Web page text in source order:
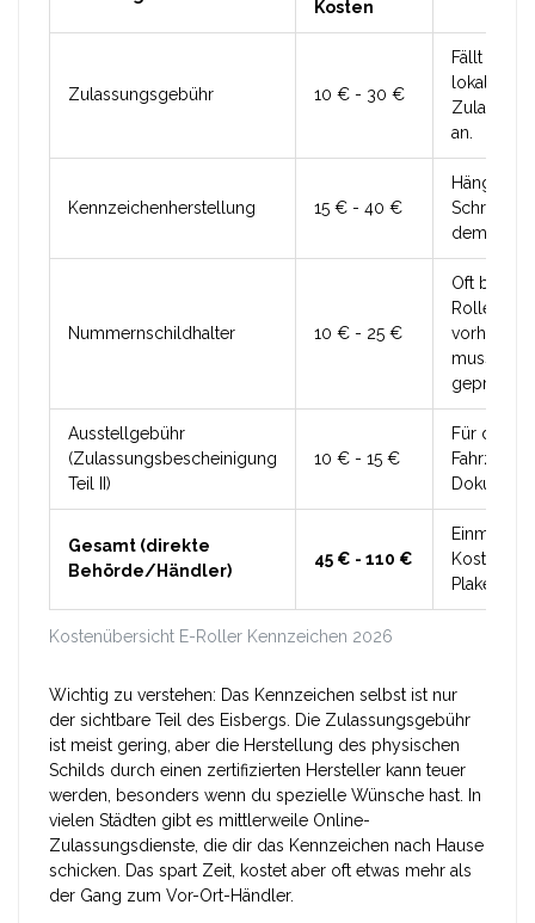
Kostenübersicht E-Roller Kennzeichen 2026
Kosten
Zulassungsgebühr 10 € - 30 €
Fällt beim
lokalen
an.
Kennzeichenherstellung 15 € - 40 €
Hängt
Schriftart
dem
Nummernschildhalter 10 € - 25 €
Oft bereits
Roller
muss
geprüft
Ausstellgebühr
(Zulassungsbescheinigung
Teil II)
10 € - 15 €
Für das
Dokument.
Gesamt (direkte
Behörde/Händler)
45 € - 110 €
Einmalige
Kosten für
Plakette
Wichtig zu verstehen: Das Kennzeichen selbst ist nur
der sichtbare Teil des Eisbergs. Die Zulassungsgebühr
ist meist gering, aber die Herstellung des physischen
Schilds durch einen zertifizierten Hersteller kann teuer
werden, besonders wenn du spezielle Wünsche hast. In
vielen Städten gibt es mittlerweile Online-
Zulassungsdienste, die dir das Kennzeichen nach Hause
schicken. Das spart Zeit, kostet aber oft etwas mehr als
der Gang zum Vor-Ort-Händler.